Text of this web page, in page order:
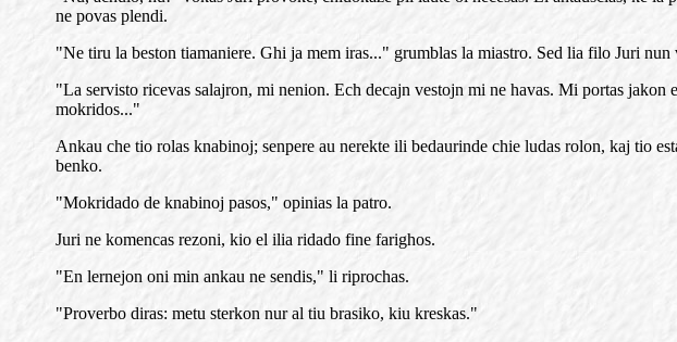
ne povas plendi.
"Ne tiru la beston tiamaniere. Ghi ja mem iras..." grumblas la miastro. Sed lia filo Juri
"La servisto ricevas salajron, mi nenion. Ech decajn vestojn mi ne havas. Mi portas
mokridos..."
Ankau che tio rolas knabinoj; senpere au nerekte ili bedaurinde chie ludas rolon, kaj tio
benko.
"Mokridado de knabinoj pasos," opinias la patro.
Juri ne komencas rezoni, kio el ilia ridado fine farighos.
"En lernejon oni min ankau ne sendis," li riprochas.
"Proverbo diras: metu sterkon nur al tiu brasiko, kiu kreskas."